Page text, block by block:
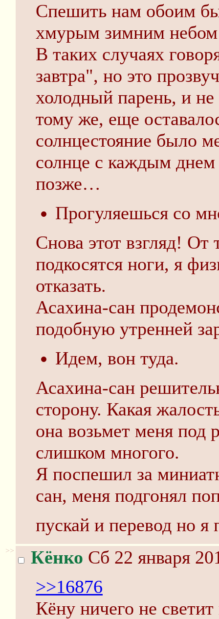
Спешить нам обоим
хмурым зимним небом
В таких случаях
завтра", но это
холодный парень, и
тому же, еще
солнцестояние было
солнце с каждым днем
позже…
Прогуляешься со
Снова этот взгляд! От
подкосятся ноги, я
отказать.
Асахина-сан
подобную утренней
Идем, вон туда.
Асахина-сан
сторону. Какая
она возьмет меня под
слишком многого.
Я поспешил за
сан, меня подгонял
пускай и перевод но я
>> Кёнко Сб 22 января
>>16876
Кёну ничего не